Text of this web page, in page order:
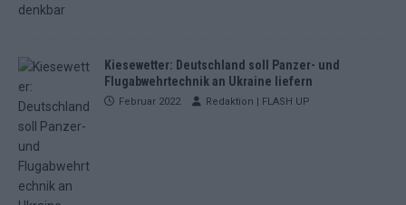
Kiesewetter: Deutschland soll Panzer- und
Flugabwehrtechnik an Ukraine liefern
Februar 2022 Redaktion | FLASH UP